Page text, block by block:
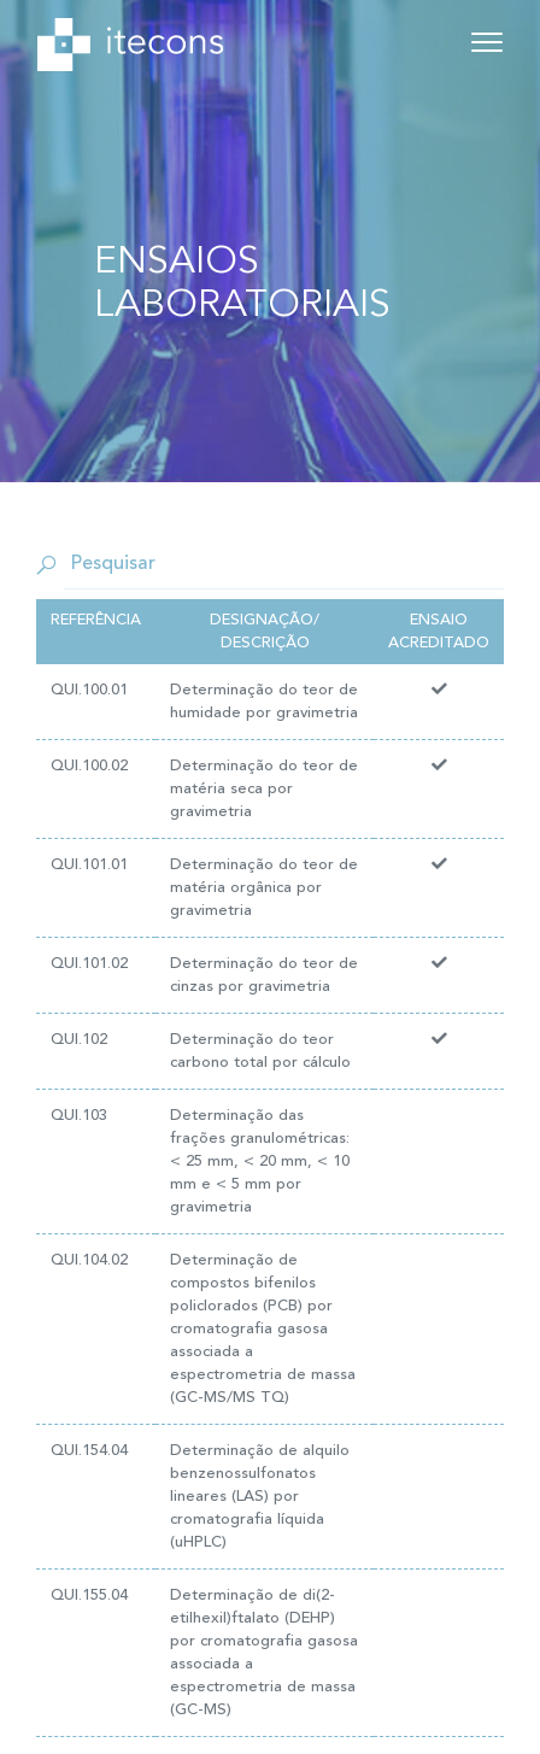
ENSAIOS
LABORATORIAIS
REFERÊNCIA
DESIGNAÇÃO/
DESCRIÇÃO
ENSAIO
ACREDITADO
QUI.100.01
Determinação do teor de
humidade por gravimetria
QUI.100.02
Determinação do teor de
matéria seca por
gravimetria
QUI.101.01
Determinação do teor de
matéria orgânica por
gravimetria
QUI.101.02
Determinação do teor de
cinzas por gravimetria
QUI.102
Determinação do teor
carbono total por cálculo
QUI.103
Determinação das
frações granulométricas:
< 25 mm, < 20 mm, < 10
mm e < 5 mm por
gravimetria
QUI.104.02
Determinação de
compostos bifenilos
policlorados (PCB) por
cromatografia gasosa
associada a
espectrometria de massa
(GC-MS/MS TQ)
QUI.154.04
Determinação de alquilo
benzenossulfonatos
lineares (LAS) por
cromatografia líquida
(uHPLC)
QUI.155.04
Determinação de di(2-
etilhexil)ftalato (DEHP)
por cromatografia gasosa
associada a
espectrometria de massa
(GC-MS)